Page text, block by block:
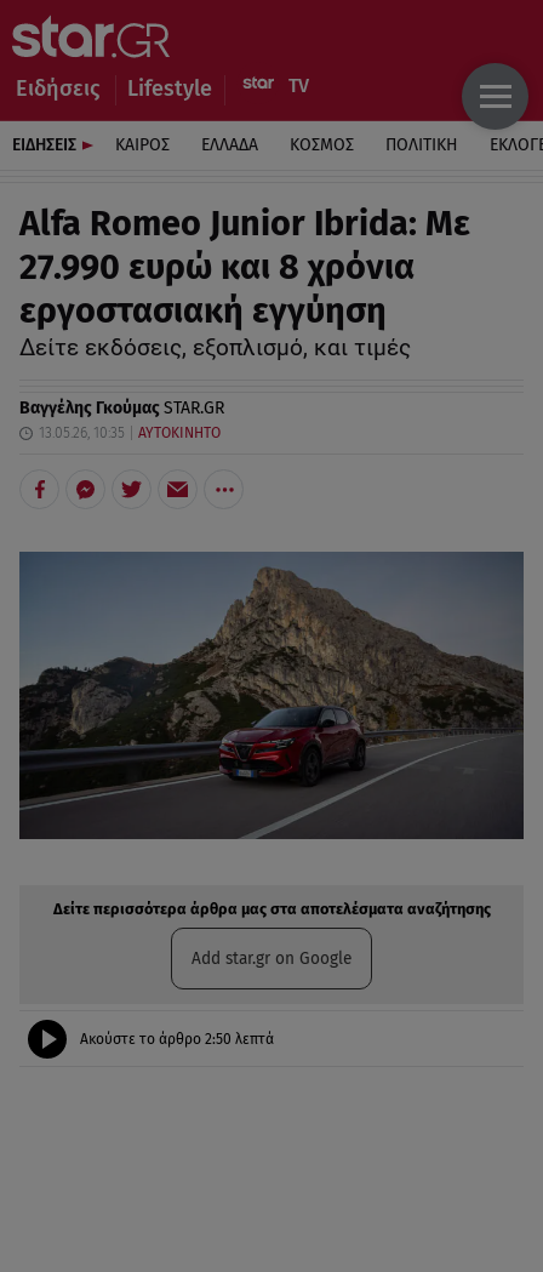
Ειδήσεις Lifestyle
ΕΙΔΗΣΕΙΣ ΚΑΙΡΟΣ ΕΛΛΑΔΑ ΚΟΣΜΟΣ ΠΟΛΙΤΙΚΗ
Alfa Romeo Junior Ibrida: Με
27.990 ευρώ και 8 χρόνια
εργοστασιακή εγγύηση
Δείτε εκδόσεις, εξοπλισμό, και τιμές
Βαγγέλης ΓκούμαςSTAR.GR
13.05.26, 10:35 ΑΥΤΟΚΙΝΗΤΟ
Δείτε περισσότερα άρθρα μας στα αποτελέσματα αναζήτησης
Add star.gr on Google
Ακούστε το άρθρο 2:50 λεπτά